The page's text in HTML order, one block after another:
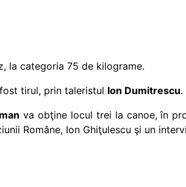
la categoria 75 de kilograme.
tirul, prin taleristul Ion Dumitrescu.
va obţine locul trei la canoe, în
Române, Ion Ghiţulescu şi un